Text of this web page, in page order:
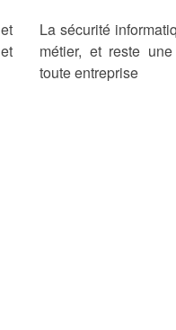
La sécurité
métier, et reste
toute entreprise